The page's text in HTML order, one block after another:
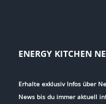
ENERGY KITCHEN
Erhalte exklusiv Infos über
News bis du immer aktuell